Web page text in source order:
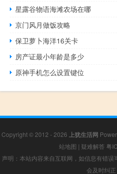
星露谷物语海滩农场在哪
京门风月做饭攻略
保卫萝卜海洋16关卡
房产证最小年龄是多少
原神手机怎么设置键位
Copyright © 2012 - 2026 上犹生活网
站地图 | 疑难解答 粤
声明：本站内容来自互联网，如信息有错
会及时纠